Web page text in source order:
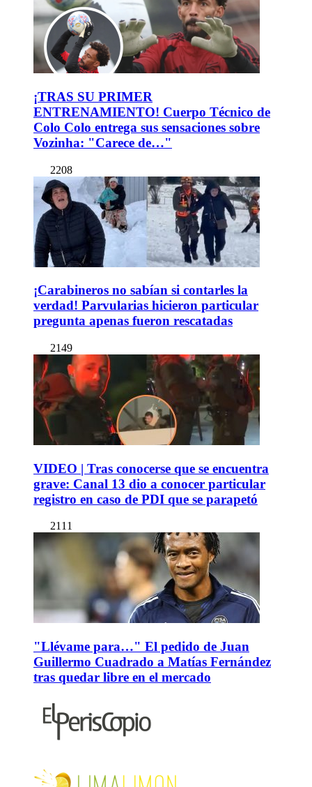
¡TRAS SU PRIMER
ENTRENAMIENTO! Cuerpo Técnico de
Colo Colo entrega sus sensaciones sobre
Vozinha: "Carece de…"
2208
¡Carabineros no sabían si contarles la
verdad! Parvularias hicieron particular
pregunta apenas fueron rescatadas
2149
VIDEO | Tras conocerse que se encuentra
grave: Canal 13 dio a conocer particular
registro en caso de PDI que se parapetó
2111
"Llévame para…" El pedido de Juan
Guillermo Cuadrado a Matías Fernández
tras quedar libre en el mercado